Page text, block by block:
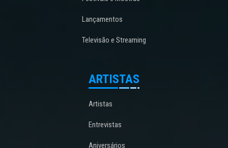
Lançamentos
Televisão e Streaming
ARTISTAS
Artistas
Entrevistas
Aniversários